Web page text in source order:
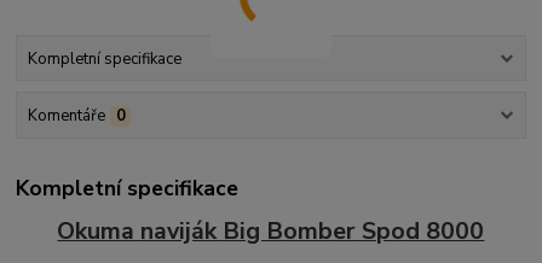
Kompletní specifikace
Komentáře 0
Kompletní specifikace
Okuma naviják Big Bomber Spod 8000